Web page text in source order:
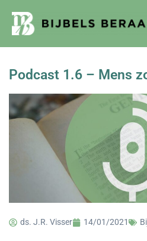
Podcast 1.6 – Mens
ds. J.R. Visser 14/01/2021